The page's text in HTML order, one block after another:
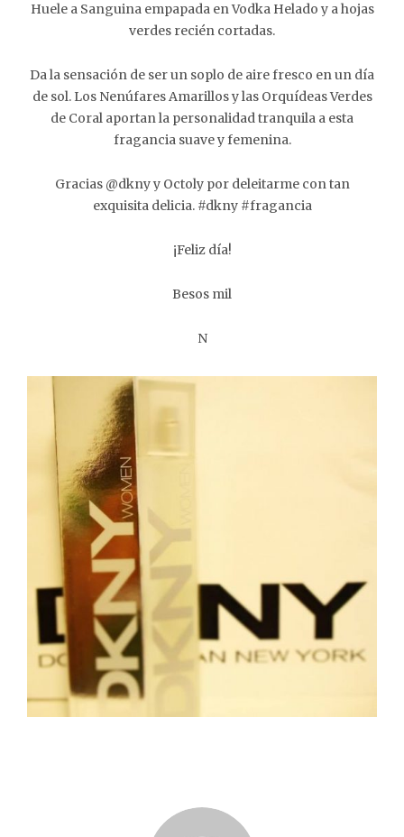
Huele a Sanguina empapada en Vodka Helado y a hojas
verdes recién cortadas.
Da la sensación de ser un soplo de aire fresco en un día
de sol. Los Nenúfares Amarillos y las Orquídeas Verdes
de Coral aportan la personalidad tranquila a esta
fragancia suave y femenina.
Gracias @dkny y Octoly por deleitarme con tan
exquisita delicia. #dkny #fragancia
¡Feliz día!
Besos mil
N